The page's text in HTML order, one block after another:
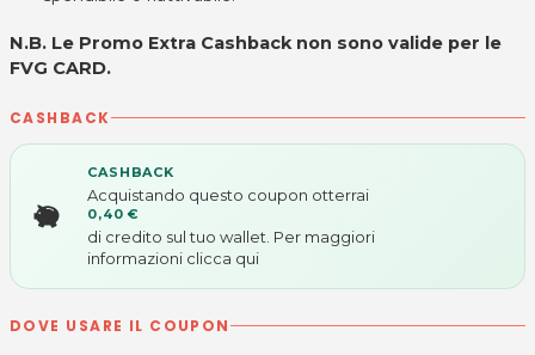
N.B. Le Promo Extra Cashback non sono valide per le
FVG CARD.
CASHBACK
CASHBACK
Acquistando questo coupon otterrai
0,40 €
di credito sul tuo wallet. Per maggiori
informazioni clicca qui
DOVE USARE IL COUPON